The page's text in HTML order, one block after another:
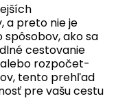
a preto nie je
spôsobov, ako sa
cestovanie
rozpočet-
tento prehľad
pre vašu cestu